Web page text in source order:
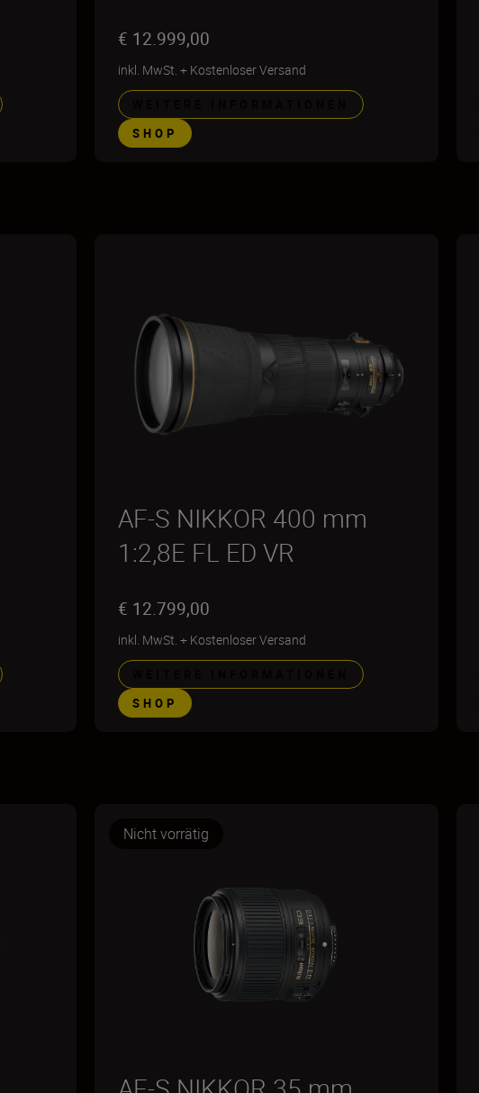
€ 12.999,00
inkl. MwSt. + Kostenloser Versand
SHOP
AF-S NIKKOR 400 mm
1:2,8E FL ED VR
€ 12.799,00
inkl. MwSt. + Kostenloser Versand
SHOP
Nicht vorrätig